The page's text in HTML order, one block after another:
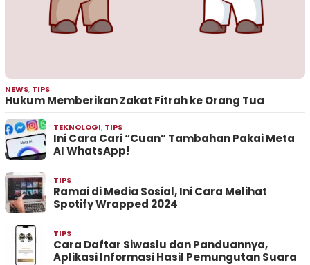
NEWS, TIPS
Hukum Memberikan Zakat Fitrah ke Orang Tua
TEKNOLOGI, TIPS
Ini Cara Cari “Cuan” Tambahan Pakai Meta
AI WhatsApp!
TIPS
Ramai di Media Sosial, Ini Cara Melihat
Spotify Wrapped 2024
TIPS
Cara Daftar Siwaslu dan Panduannya,
Aplikasi Informasi Hasil Pemungutan Suara